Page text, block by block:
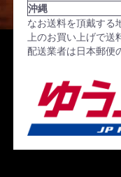
沖縄
なお送料を頂戴する
上のお買い上げで送
配送業者は日本郵便